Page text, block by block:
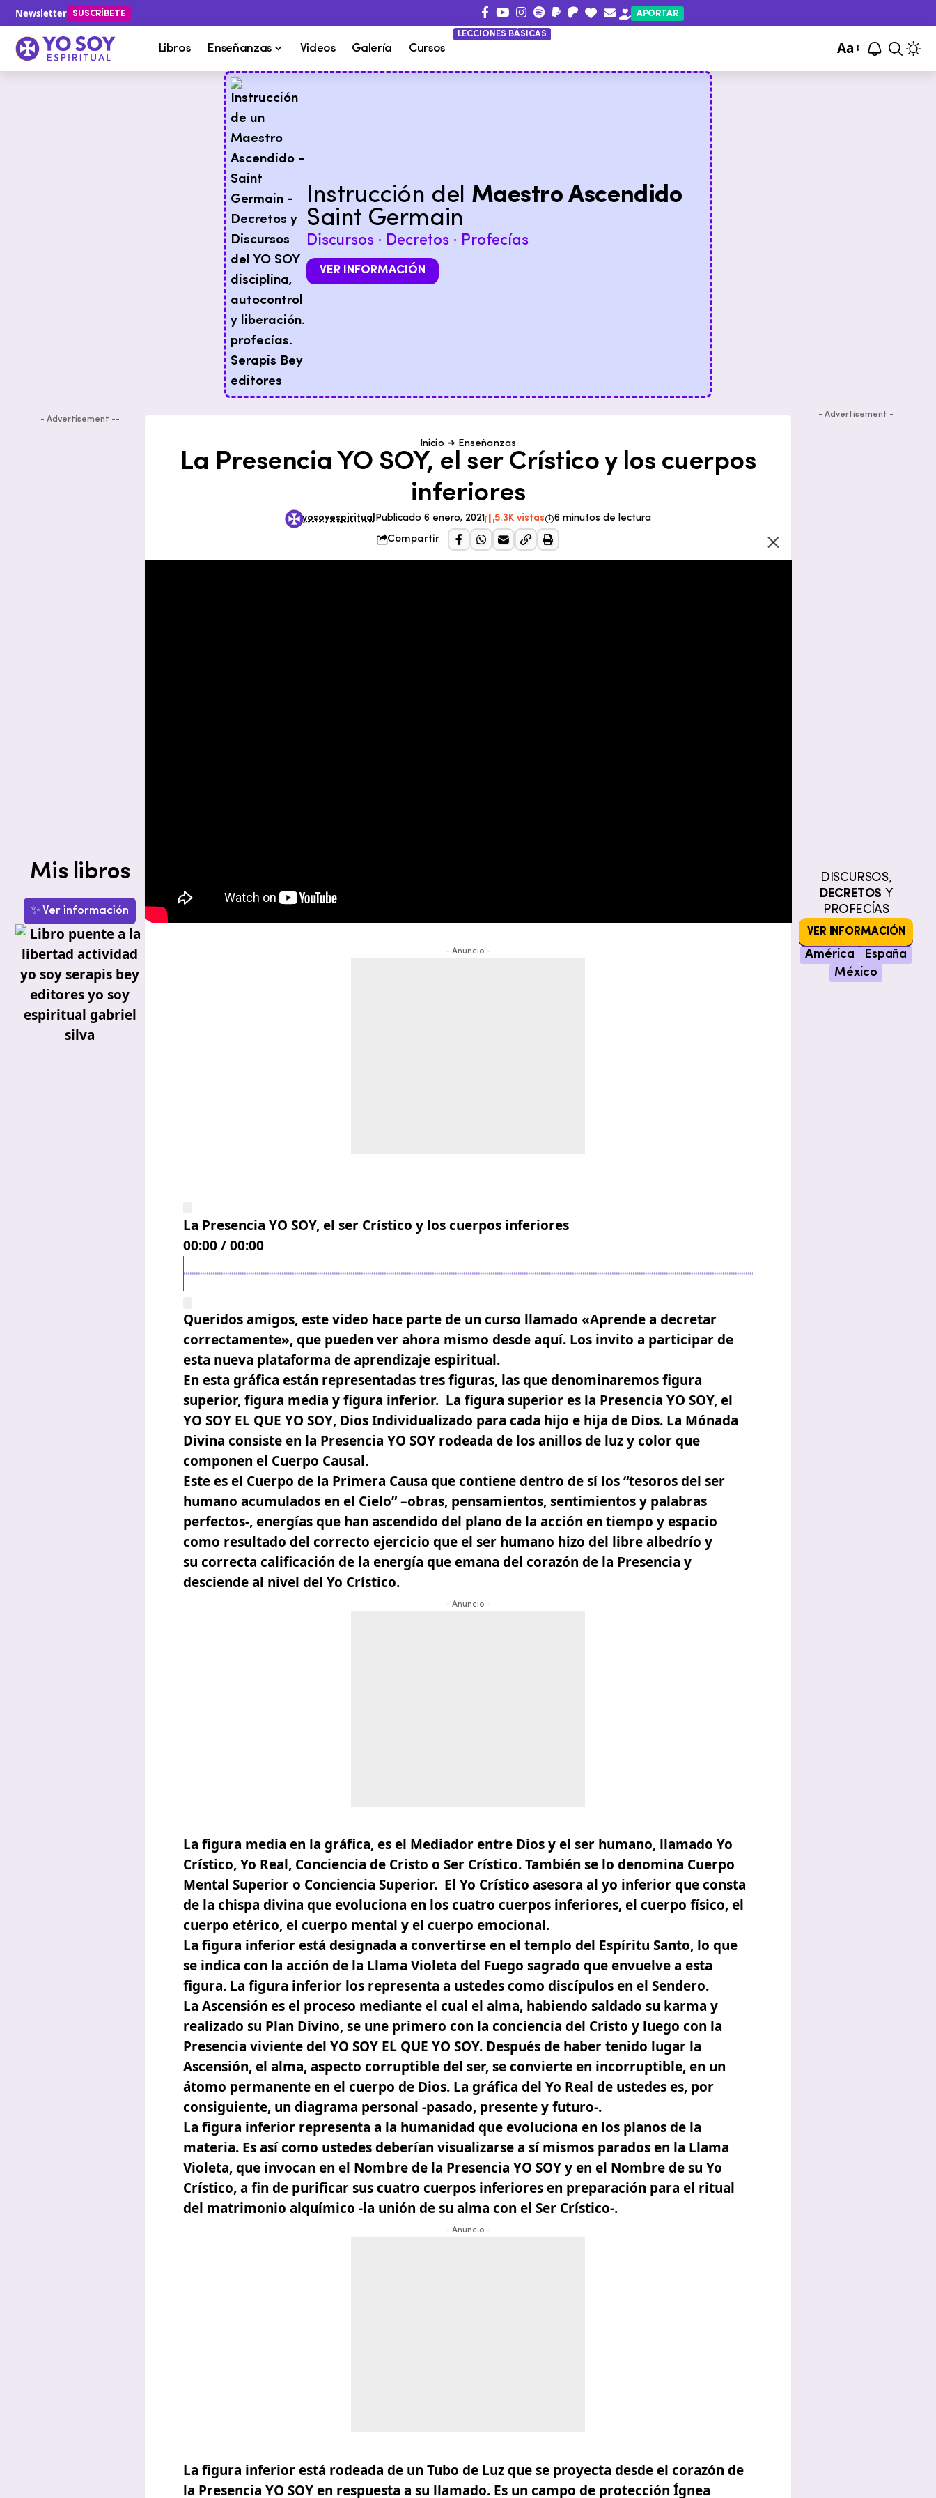
Newsletter SUSCRÍBETE APORTAR
Libros Enseñanzas Videos Galería Cursos
LECCIONES BÁSICAS
Aa
Instrucción del Maestro Ascendido
Saint Germain
Discursos · Decretos · Profecías
VER INFORMACIÓN
- Advertisement --
Mis libros
✨ Ver información
Inicio➜ Enseñanzas
La Presencia YO SOY, el ser Crístico y los cuerpos
inferiores
yosoyespiritualPublicado 6 enero, 2021 5.3K vistas
6 minutos de lectura
Compartir
- Anuncio -
La Presencia YO SOY, el ser Crístico y los cuerpos inferiores
00:00 / 00:00
Queridos amigos, este video hace parte de un curso llamado «Aprende a decretar
correctamente», que pueden ver ahora mismo desde aquí.Los invito a participar de
esta nueva plataforma de aprendizaje espiritual.
En esta gráfica están representadas tres figuras, las que denominaremos figura
superior, figura media y figura inferior. La figura superior es la Presencia YO SOY, el
YO SOY EL QUE YO SOY, Dios Individualizado para cada hijo e hija de Dios. La Mónada
Divina consiste en la Presencia YO SOYrodeada de los anillos de luz y color que
componen el Cuerpo Causal.
Este es el Cuerpo de la Primera Causa que contiene dentro de sí los“tesoros del ser
humano acumulados en el Cielo”–obras, pensamientos, sentimientos y palabras
perfectos-, energías que han ascendido del plano de la acción en tiempo y espacio
como resultado del correcto ejercicio que el ser humano hizo del libre albedrío y
su correcta calificación de la energía que emana del corazón de la Presencia y
desciende al nivel del Yo Crístico.
- Anuncio -
La figura media en la gráfica,es el Mediador entre Dios y el ser humano, llamado Yo
Crístico,Yo Real, Conciencia de Cristo o Ser Crístico.También se lo denomina Cuerpo
Mental Superior o Conciencia Superior. El Yo Crístico asesora al yo inferiorque consta
de la chispa divina que evoluciona en los cuatro cuerpos inferiores, el cuerpo físico, el
cuerpo etérico, el cuerpo mental y el cuerpo emocional.
La figura inferior está designada a convertirse en el templo del Espíritu Santo, lo que
se indica con la acción de la Llama Violeta del Fuego sagrado que envuelve a esta
figura. La figura inferior los representa a ustedes como discípulos en el Sendero.
La Ascensión es el proceso mediante el cual el alma, habiendo saldado su karma y
realizado su Plan Divino, se une primero con la conciencia del Cristo y luego con la
Presencia viviente del YO SOY EL QUE YO SOY. Después de haber tenido lugar la
Ascensión, el alma, aspecto corruptible del ser, se convierte en incorruptible, en un
átomo permanente en el cuerpo de Dios. La gráfica del Yo Real de ustedes es, por
consiguiente, un diagrama personal -pasado, presente y futuro-.
La figura inferior representa a la humanidad que evoluciona en los planos de la
materia. Es así como ustedes deberían visualizarse a sí mismos parados en la Llama
Violeta,que invocan en el Nombre de la Presencia YO SOY y en el Nombre de su Yo
Crístico, a fin de purificar sus cuatro cuerpos inferiores en preparación para el ritual
del matrimonio alquímico -la unión de su alma con el Ser Crístico-.
- Anuncio -
La figura inferior está rodeada de un Tubo de Luz que se proyecta desde el corazón de
la Presencia YO SOYen respuesta a su llamado. Es un campo de protección Ígnea
- Advertisement -
DISCURSOS,
DECRETOS Y
PROFECÍAS
VER INFORMACIÓN
América
España
México